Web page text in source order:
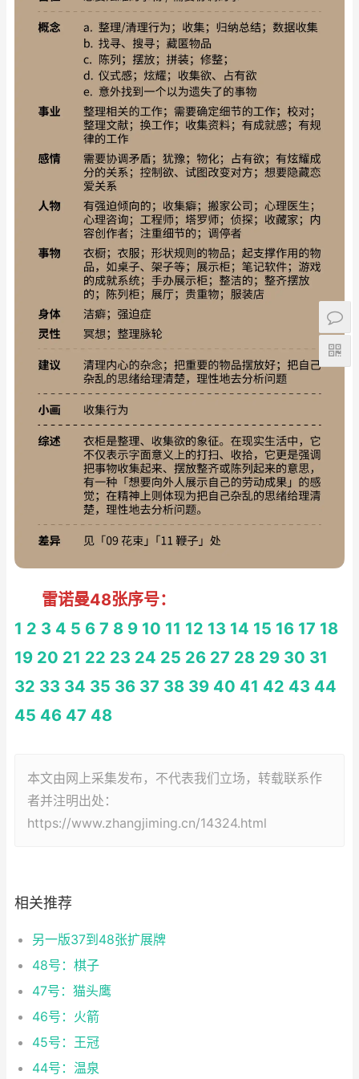
雷诺曼48张序号：
1 2 3 4 5 6 7 8 9 10 11 12 13 14 15 16 17 18
19 20 21 22 23 24 25 26 27 28 29 30 31
32 33 34 35 36 37 38 39 40 41 42 43 44
45 46 47 48
本文由网上采集发布，不代表我们立场，转载联系作
者并注明出处：
https://www.zhangjiming.cn/14324.html
相关推荐
另一版37到48张扩展牌
48号：棋子
47号：猫头鹰
46号：火箭
45号：王冠
44号：温泉